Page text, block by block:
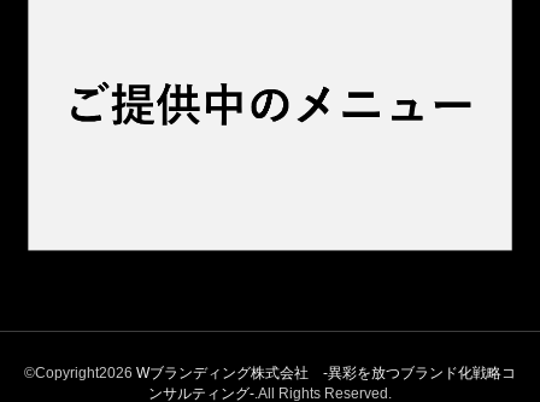
©Copyright2026 Wブランディング株式会社 -異彩を放つブランド化戦略コ
ンサルティング‐ .All Rights Reserved.